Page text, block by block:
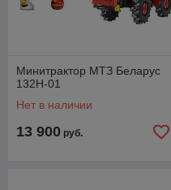
Минитрактор МТЗ Беларус
132H-01
Нет в наличии
13 900 руб.